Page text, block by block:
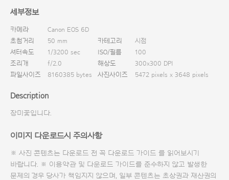
세부정보
카메라
Canon EOS 6D
초첨거리
50 mm 카테고리
시점
셔터속도
1/3200 sec ISO/필름
100
조리개
f/2.0 해상도
300x300 DPI
파일사이즈
8160385 bytes 사진사이즈 5472 pixels x 3648 pixels
Description
장미꽃입니다.
이미지 다운로드시 주의사항
※ 사진 콘텐츠는 다운로드 전 꼭 다운로드 가이드 를 읽어보시기
바랍니다. ※ 이용약관 및 다운로드 가이드를 준수하지 않고 발생한
문제의 경우 당사가 책임지지 않으며, 일부 콘텐츠는 초상권과 재산권의